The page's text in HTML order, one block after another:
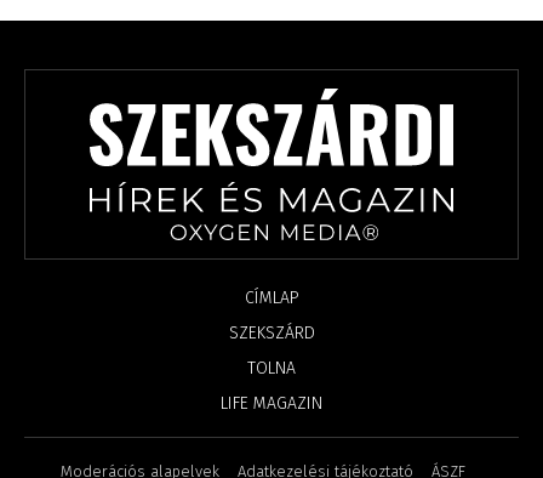
CÍMLAP
SZEKSZÁRD
TOLNA
LIFE MAGAZIN
Moderációs alapelvek Adatkezelési tájékoztató ÁSZF